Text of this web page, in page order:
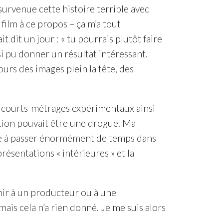
cette histoire terrible avec
à ce propos – ça m’a tout
dit un jour : « tu pourrais plutôt faire
pu donner un résultat intéressant.
des images plein la tête, des
métrages expérimentaux ainsi
pouvait être une drogue. Ma
passer énormément de temps dans
« intérieures » et la
à un producteur ou à une
cela n’a rien donné. Je me suis alors